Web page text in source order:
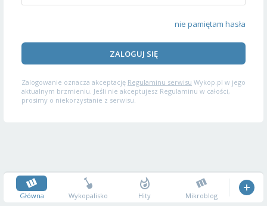
nie pamiętam hasła
ZALOGUJ SIĘ
Zalogowanie oznacza akceptację Regulaminu serwisu Wykop.pl w jego
aktualnym brzmieniu. Jeśli nie akceptujesz Regulaminu w całości,
prosimy o niekorzystanie z serwisu.
Główna Wykopalisko Hity Mikroblog